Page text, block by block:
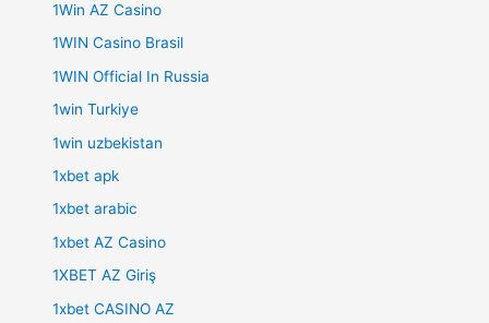
1Win AZ Casino
1WIN Casino Brasil
1WIN Official In Russia
1win Turkiye
1win uzbekistan
1xbet apk
1xbet arabic
1xbet AZ Casino
1XBET AZ Giriş
1xbet CASINO AZ